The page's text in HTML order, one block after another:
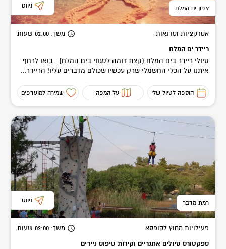
צפון ים המלח ניווט
אטרקציות וסדנאות משך: 02:00 שעות
ריידר ים המלח
טיולי ריידר בים המלח (קצת דומה לסגווי בים המלח). בואו לרחף
איתנו על הכלי החשמלי שרק עכשיו שכולם מדברים עליו! הריידר...
הוספה לטיול שלי על המפה שמירה למועדפים
רמת מדבר ניווט
פעילויות מחוץ לקופסא משך: 02:00 שעות
ספקטורס טיולים אתגריים וקירות טיפוס ניידים